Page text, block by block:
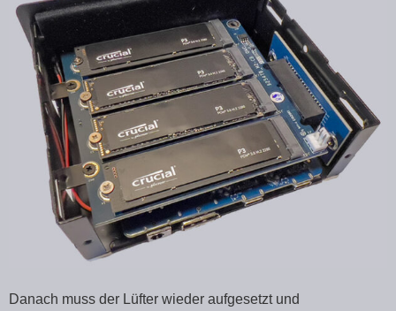
Danach muss der Lüfter wieder aufgesetzt und